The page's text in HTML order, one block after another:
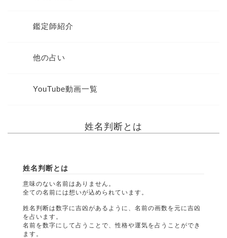
鑑定師紹介
他の占い
YouTube動画一覧
姓名判断とは
姓名判断とは
意味のない名前はありません。
全ての名前には想いが込められています。
姓名判断は数字に吉凶があるように、名前の画数を元に吉凶
を占います。
名前を数字にして占うことで、性格や運気を占うことができ
ます。